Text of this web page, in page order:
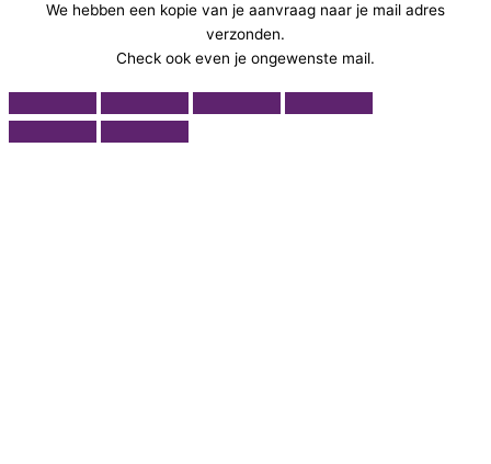
We hebben een kopie van je aanvraag naar je mail adres
verzonden.
Check ook even je ongewenste mail.